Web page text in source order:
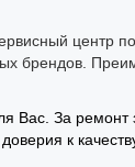
центр
брендов.
Вас. За ремонт
к